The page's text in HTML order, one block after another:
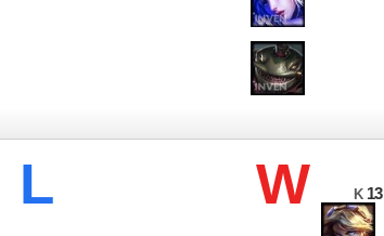
L W K 13